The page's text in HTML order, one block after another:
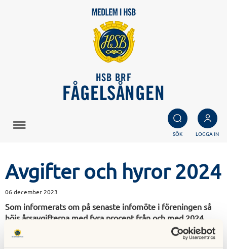
HSB BRF
FÅGELSÅNGEN
SÖK LOGGA IN
Avgifter och hyror 2024
06 december 2023
Som informerats om på senaste infomöte i föreningen så
höjs årsavgifterna med fyra procent från och med 2024.
Hyran för bilplatser inne samt ute höjs även med fyra
procent för 2024.